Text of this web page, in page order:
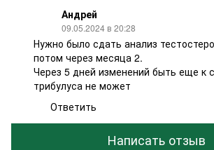
Андрей
09.05.2024 в 20:28
Нужно было сдать анализ
потом через месяца 2.
Через 5 дней изменений быть еще к
трибулуса не может
Ответить
Написать отзыв